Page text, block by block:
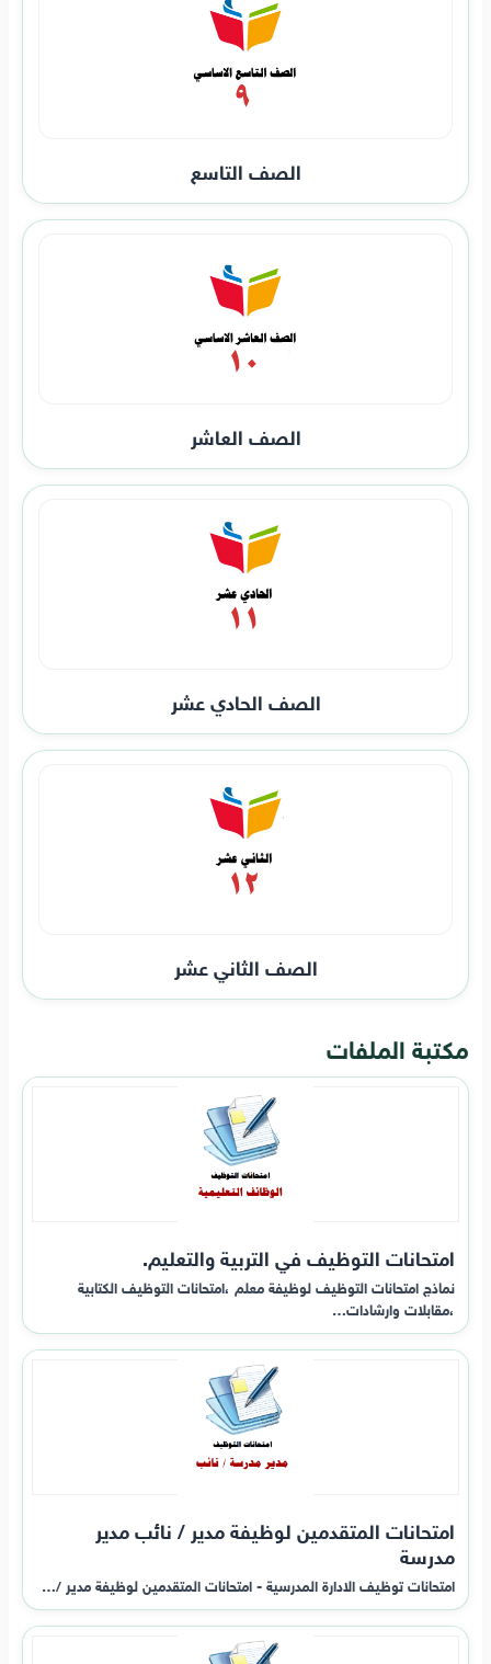
الصف التاسع
الصف العاشر
الصف الحادي عشر
الصف الثاني عشر
مكتبة الملفات
امتحانات التوظيف في التربية والتعليم.
نماذج امتحانات التوظيف لوظيفة معلم ،امتحانات التوظيف الكتابية
،مقابلات وارشادات…
امتحانات المتقدمين لوظيفة مدير / نائب مدير
مدرسة
امتحانات توظيف الادارة المدرسية - امتحانات المتقدمين لوظيفة مدير /…